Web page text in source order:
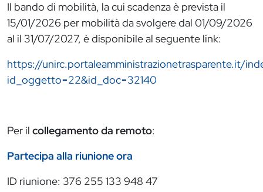
Il bando di mobilità, la cui scadenza è prevista il
15/01/2026 per mobilità da svolgere dal 01/09/2026
al il 31/07/2027, è disponibile al seguente link:
https://unirc.portaleamministrazionetrasparente.it/
id_oggetto=22&id_doc=32140
Per il collegamento da remoto:
Partecipa alla riunione ora
ID riunione: 376 255 133 948 47